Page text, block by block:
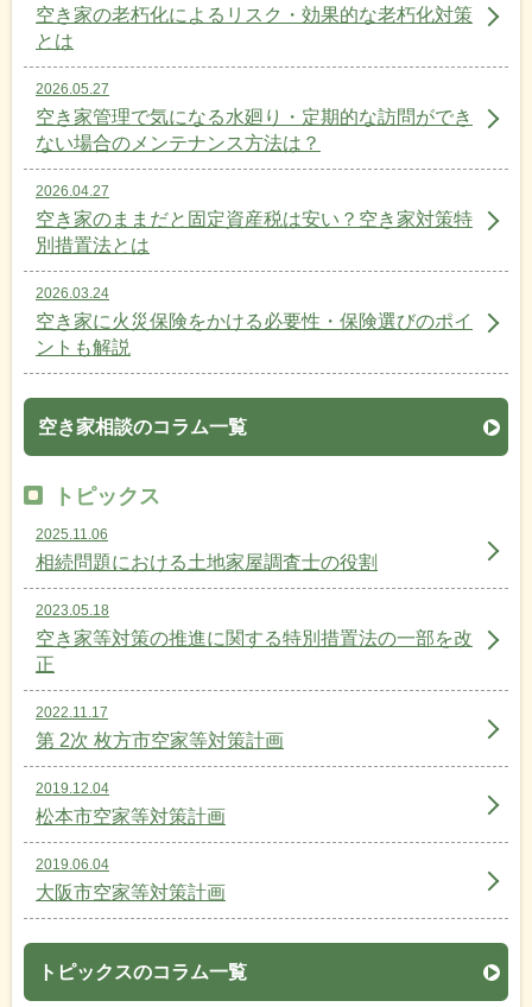
空き家の老朽化によるリスク・効果的な老朽化対策
とは
2026.05.27
空き家管理で気になる水廻り・定期的な訪問ができ
ない場合のメンテナンス方法は？
2026.04.27
空き家のままだと固定資産税は安い？空き家対策特
別措置法とは
2026.03.24
空き家に火災保険をかける必要性・保険選びのポイ
ントも解説
空き家相談のコラム一覧
トピックス
2025.11.06
相続問題における土地家屋調査士の役割
2023.05.18
空き家等対策の推進に関する特別措置法の一部を改
正
2022.11.17
第 2次 枚方市空家等対策計画
2019.12.04
松本市空家等対策計画
2019.06.04
大阪市空家等対策計画
トピックスのコラム一覧